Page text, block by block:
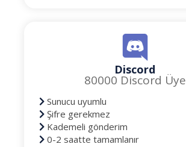
Discord
80000 Discord Üye
Sunucu uyumlu
Şifre gerekmez
Kademeli gönderim
0-2 saatte tamamlanır